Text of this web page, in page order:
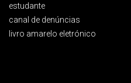
estudante
canal de denúncias
livro amarelo eletrónico